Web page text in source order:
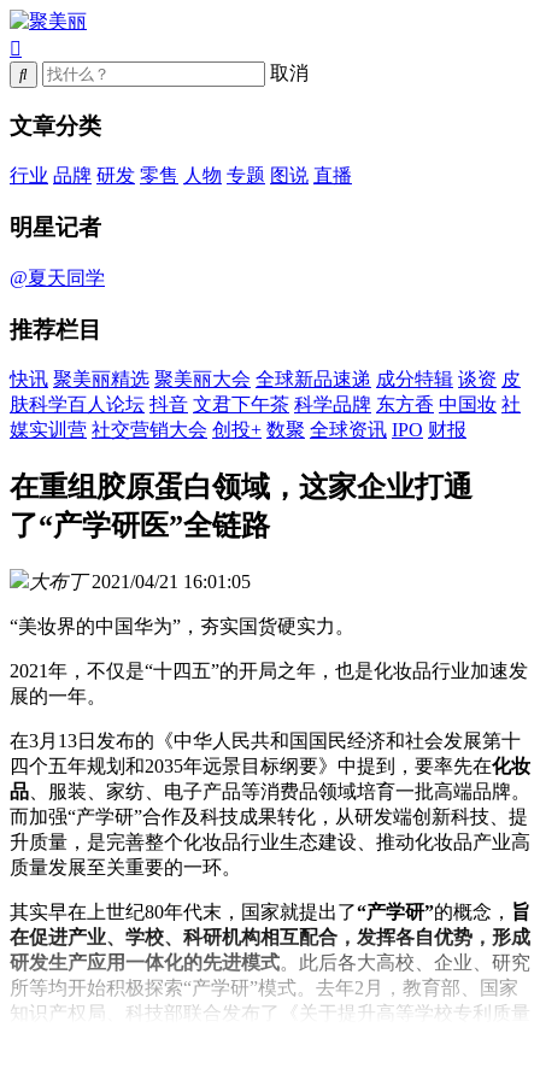
取消
文章分类
行业 品牌 研发 零售 人物 专题 图说 直播
明星记者
@夏天同学
推荐栏目
快讯 聚美丽精选 聚美丽大会 全球新品速递 成分特辑 谈资 皮
肤科学百人论坛 抖音 文君下午茶 科学品牌 东方香 中国妆 社
媒实训营 社交营销大会 创投+ 数聚 全球资讯 IPO 财报
在重组胶原蛋白领域，这家企业打通
了“产学研医”全链路
大布丁 2021/04/21 16:01:05
“美妆界的中国华为”，夯实国货硬实力。
2021年，不仅是“十四五”的开局之年，也是化妆品行业加速发
展的一年。
在3月13日发布的《中华人民共和国国民经济和社会发展第十
四个五年规划和2035年远景目标纲要》中提到，要率先在化妆
品 、服装、家纺、电子产品等消费品领域培育一批高端品牌。
而加强“产学研”合作及科技成果转化，从研发端创新科技、提
升质量，是完善整个化妆品行业生态建设、推动化妆品产业高
质量发展至关重要的一环。
其实早在上世纪80年代末，国家就提出了“产学研”的概念， 旨
在促进产业、学校、科研机构相互配合，发挥各自优势，形成
研发生产应用一体化的先进模式。此后各大高校、企业、研究
所等均开始积极探索“产学研”模式。去年2月，教育部、国家
知识产权局、科技部联合发布了《关于提升高等学校专利质量